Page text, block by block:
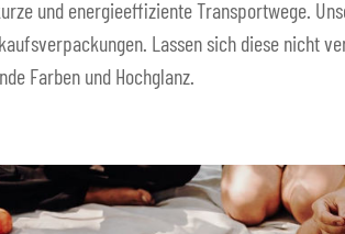
und energieeffiziente Transportwege.
Lassen sich diese nicht
Farben und Hochglanz.